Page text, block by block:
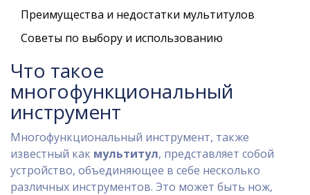
Преимущества и недостатки мультитулов
Советы по выбору и использованию
Что такое
многофункциональный
инструмент
Многофункциональный инструмент, также
известный как мультитул, представляет собой
устройство, объединяющее в себе несколько
различных инструментов. Это может быть нож,